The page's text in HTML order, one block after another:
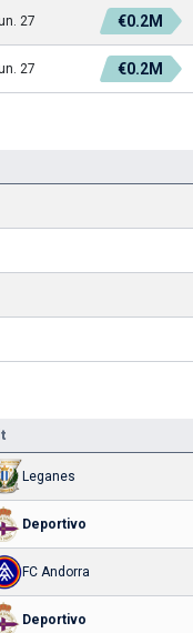
27 €0.2M
27 €0.2M
Leganes
Deportivo
FC Andorra
Deportivo